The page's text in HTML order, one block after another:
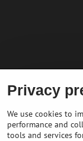
Privacy
We use cookies to
performance and
tools and services